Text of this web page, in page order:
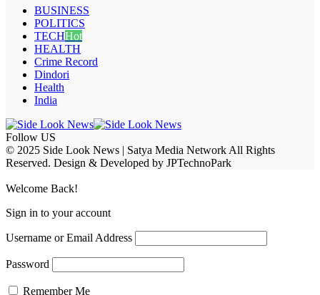
BUSINESS
POLITICS
TECHHot
HEALTH
Crime Record
Dindori
Health
India
Follow US
© 2025 Side Look News | Satya Media Network All Rights
Reserved. Design & Developed by JPTechnoPark
Welcome Back!
Sign in to your account
Username or Email Address
Password
Remember Me